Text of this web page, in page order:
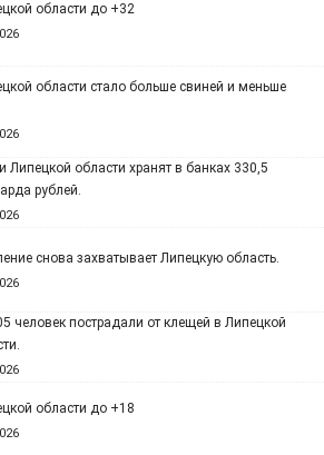
области до +32
области стало больше свиней и меньше
Липецкой области хранят в банках 330,5
рублей.
снова захватывает Липецкую область.
человек пострадали от клещей в Липецкой
области до +18